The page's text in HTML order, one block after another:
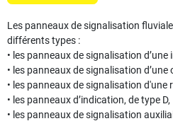
Les panneaux de signalisation
différents types :
• les panneaux de signalisation
• les panneaux de signalisation d’une
• les panneaux de signalisation d'une
• les panneaux d’indication, de type D,
• les panneaux de signalisation